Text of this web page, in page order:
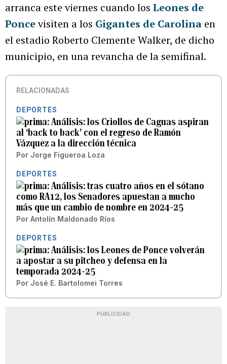
arranca este viernes cuando los Leones de
Poncevisiten a los Gigantes de Carolina en
el estadio Roberto Clemente Walker, de dicho
municipio, en una revancha de la semifinal.
RELACIONADAS
DEPORTES
Análisis: los Criollos de Caguas aspiran
al ‘back to back’ con el regreso de Ramón
Vázquez a la dirección técnica
Por Jorge Figueroa Loza
DEPORTES
Análisis: tras cuatro años en el sótano
como RA12, los Senadores apuestan a mucho
más que un cambio de nombre en 2024-25
Por Antolín Maldonado Ríos
DEPORTES
Análisis: los Leones de Ponce volverán
a apostar a su pitcheo y defensa en la
temporada 2024-25
Por José E. Bartolomei Torres
PUBLICIDAD